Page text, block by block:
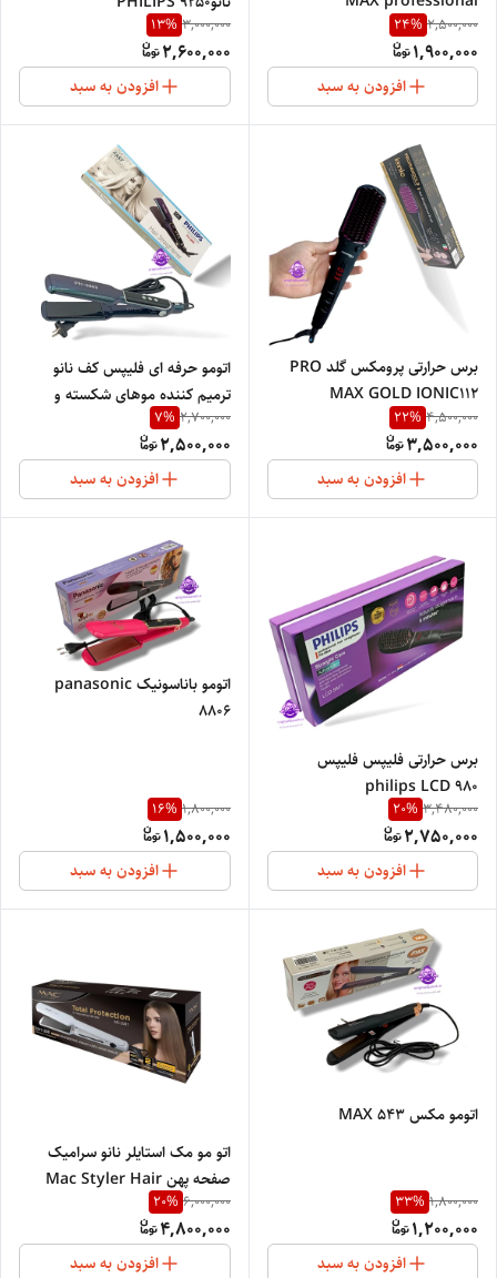
salon5542
2,500,000
24%
1,900,000
افزودن به سبد
PROFESSIONAL NEW
3,000,000
13%
2,600,000
افزودن به سبد
برس حرارتی پرومکس گلد PRO
MAX GOLD IONIC112
4,500,000
22%
3,500,000
افزودن به سبد
اتومو حرفه ای فلیپس کف نانو
ترمیم کننده موهای شکسته و
ویزPHILIPS3869
2,700,000
7%
2,500,000
افزودن به سبد
برس حرارتی فلیپس فلیپس
philips LCD 980
3,480,000
20%
2,750,000
افزودن به سبد
اتومو باناسونیک panasonic
8806
1,800,000
16%
1,500,000
افزودن به سبد
اتومو مکس MAX 543
1,800,000
33%
1,200,000
افزودن به سبد
اتو مو مک استایلر نانو سرامیک
صفحه پهن Mac Styler Hair
Straightener MC-2091
6,000,000
20%
4,800,000
افزودن به سبد